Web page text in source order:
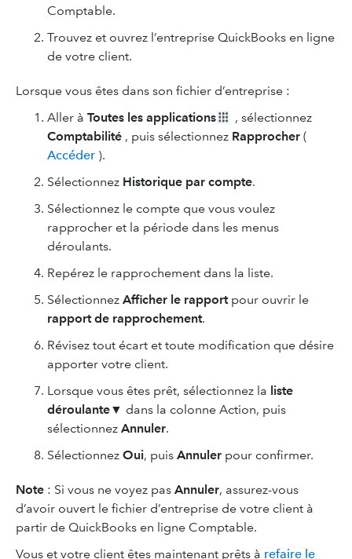
Comptable.
Trouvez et ouvrez l’entreprise QuickBooks en ligne
de votre client.
Lorsque vous êtes dans son fichier d’entreprise :
Aller à Toutes les applications
, sélectionnez
Comptabilité , puis sélectionnez Rapprocher (
Accéder ).
Sélectionnez Historique par compte.
Sélectionnez le compte que vous voulez
rapprocher et la période dans les menus
déroulants.
Repérez le rapprochement dans la liste.
Sélectionnez Afficher le rapportpour ouvrir le
rapport de rapprochement.
Révisez tout écart et toute modification que désire
apporter votre client.
Lorsque vous êtes prêt, sélectionnez la liste
déroulante▼ dans la colonne Action, puis
sélectionnez Annuler.
Sélectionnez Oui, puis Annuler pour confirmer.
Note : Si vous ne voyez pas Annuler, assurez-vous
d’avoir ouvert le fichier d’entreprise de votre client à
partir de QuickBooks en ligne Comptable.
Vous et votre client êtes maintenant prêts à refaire le